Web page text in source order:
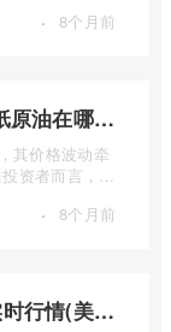
· 8个月前
纸面石油期货如何玩(纸原油在哪里交易)
其价格波动牵
资者而言，直
· 8个月前
美国道琼斯指数今天实时行情(美国道琼斯指数期货指数实时行情)